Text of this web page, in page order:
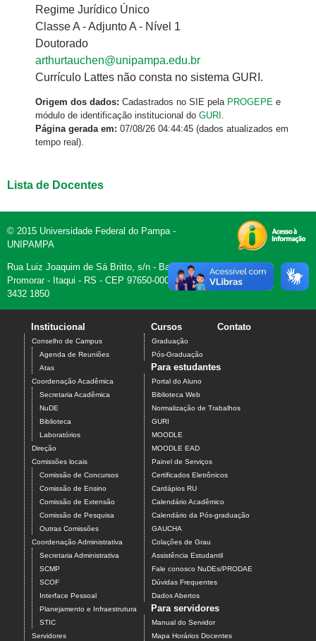
Regime Jurídico Único
Classe A - Adjunto A - Nível 1
Doutorado
arthurtauchen@unipampa.edu.br
Currículo Lattes não consta no sistema GURI.
Origem dos dados: Cadastrados no SIE pela PROGEPE e
módulo de identificação institucional do GURI .
Página gerada em: 07/08/26 04:44:45 (dados atualizados em
tempo real).
Lista de Docentes
© 2015 Universidade Federal do Pampa -
UNIPAMPA
Rua Luiz Joaquim de Sá Britto, s/n - Bairro
Promorar - Itaqui - RS - CEP 97650-000 - Fone (55)
3432 1850
Institucional
Conselho de Campus
Agenda de Reuniões
Atas
Coordenação Acadêmica
Secretaria Acadêmica
NuDE
Biblioteca
Laboratórios
Direção
Comissões locais
Comissão de Concursos
Comissão de Ensino
Comissão de Extensão
Comissão de Pesquisa
Outras Comissões
Coordenação Administrativa
Secretaria Administrativa
SCMP
SCOF
Interface Pessoal
Planejamento e Infraestrutura
STIC
Servidores
Cursos
Graduação
Pós-Graduação
Contato
Para estudantes
Portal do Aluno
Biblioteca Web
Normalização de Trabalhos
GURI
MOODLE
MOODLE EAD
Painel de Serviços
Certificados Eletrônicos
Cardápios RU
Calendário Acadêmico
Calendário da Pós-graduação
GAUCHA
Colações de Grau
Assistência Estudantil
Fale conosco NuDEs/PRODAE
Dúvidas Frequentes
Dados Abertos
Para servidores
Manual do Servidor
Mapa Horários Docentes